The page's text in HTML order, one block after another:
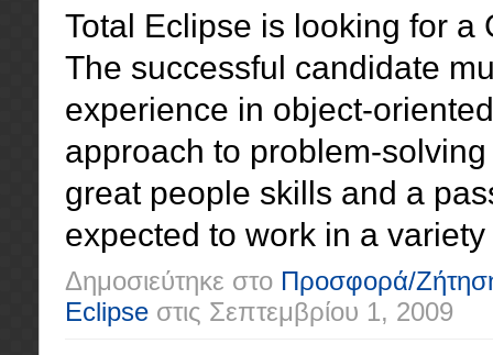
Total Eclipse is looking for
The successful candidate
experience in object-
approach to problem-
great people skills and a
expected to work in a variety
Δημοσιεύτηκε στο Προσφορά/
Eclipse στις Σεπτεμβρίου 1, 2009